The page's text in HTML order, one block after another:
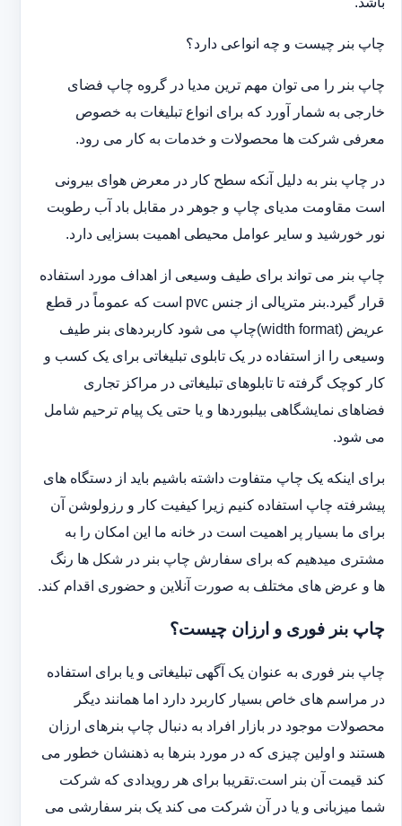
چاپ بنر چیست و چه انواعی دارد؟
چاپ بنر را می توان مهم ترین مدیا در گروه چاپ فضای
خارجی به شمار آورد که برای انواع تبلیغات به خصوص
معرفی شرکت ها محصولات و خدمات به کار می رود.
در چاپ بنر به دلیل آنکه سطح کار در معرض هوای بیرونی
است مقاومت مدیای چاپ و جوهر در مقابل باد آب رطوبت
نور خورشید و سایر عوامل محیطی اهمیت بسزایی دارد.
چاپ بنر می تواند برای طیف وسیعی از اهداف مورد استفاده
قرار گیرد.بنر متریالی از جنس pvc است که عموماً در قطع
عریض (width format)چاپ می شود کاربردهای بنر طیف
وسیعی را از استفاده در یک تابلوی تبلیغاتی برای یک کسب و
کار کوچک گرفته تا تابلوهای تبلیغاتی در مراکز تجاری
فضاهای نمایشگاهی بیلبوردها و یا حتی یک پیام ترحیم شامل
می شود.
برای اینکه یک چاپ متفاوت داشته باشیم باید از دستگاه های
پیشرفته چاپ استفاده کنیم زیرا کیفیت کار و رزولوشن آن
برای ما بسیار پر اهمیت است در خانه ما این امکان را به
مشتری میدهیم که برای سفارش چاپ بنر در شکل ها رنگ
ها و عرض های مختلف به صورت آنلاین و حضوری اقدام کند.
چاپ بنر فوری و ارزان چیست؟
چاپ بنر فوری به عنوان یک آگهی تبلیغاتی و یا برای استفاده
در مراسم های خاص بسیار کاربرد دارد اما همانند دیگر
محصولات موجود در بازار افراد به دنبال چاپ بنرهای ارزان
هستند و اولین چیزی که در مورد بنرها به ذهنشان خطور می
کند قیمت آن بنر است.تقریبا برای هر رویدادی که شرکت
شما میزبانی و یا در آن شرکت می کند یک بنر سفارشی می